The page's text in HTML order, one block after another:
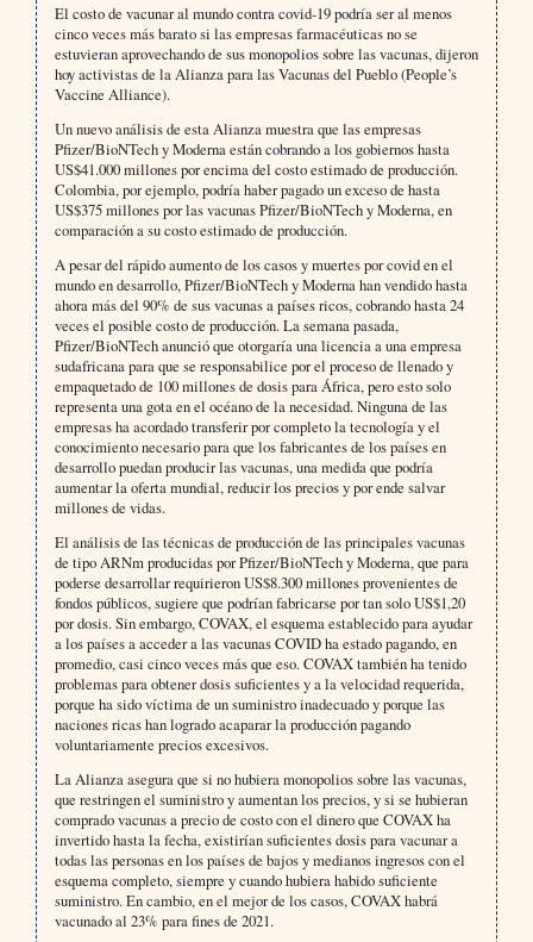
El costo de vacunar al mundo contra covid-19 podría ser al menos
cinco veces más barato si las empresas farmacéuticas no se
estuvieran aprovechando de sus monopolios sobre las vacunas, dijeron
hoy activistas de la Alianza para las Vacunas del Pueblo (People’s
Vaccine Alliance).
Un nuevo análisis de esta Alianza muestra que las empresas
Pfizer/BioNTech y Moderna están cobrando a los gobiernos hasta
US$41.000 millones por encima del costo estimado de producción.
Colombia, por ejemplo, podría haber pagado un exceso de hasta
US$375 millones por las vacunas Pfizer/BioNTech y Moderna, en
comparación a su costo estimado de producción.
A pesar del rápido aumento de los casos y muertes por covid en el
mundo en desarrollo, Pfizer/BioNTech y Moderna han vendido hasta
ahora más del 90% de sus vacunas a países ricos, cobrando hasta 24
veces el posible costo de producción. La semana pasada,
Pfizer/BioNTech anunció que otorgaría una licencia a una empresa
sudafricana para que se responsabilice por el proceso de llenado y
empaquetado de 100 millones de dosis para África, pero esto solo
representa una gota en el océano de la necesidad. Ninguna de las
empresas ha acordado transferir por completo la tecnología y el
conocimiento necesario para que los fabricantes de los países en
desarrollo puedan producir las vacunas, una medida que podría
aumentar la oferta mundial, reducir los precios y por ende salvar
millones de vidas.
El análisis de las técnicas de producción de las principales vacunas
de tipo ARNm producidas por Pfizer/BioNTech y Moderna, que para
poderse desarrollar requirieron US$8.300 millones provenientes de
fondos públicos, sugiere que podrían fabricarse por tan solo US$1,20
por dosis. Sin embargo, COVAX, el esquema establecido para ayudar
a los países a acceder a las vacunas COVID ha estado pagando, en
promedio, casi cinco veces más que eso. COVAX también ha tenido
problemas para obtener dosis suficientes y a la velocidad requerida,
porque ha sido víctima de un suministro inadecuado y porque las
naciones ricas han logrado acaparar la producción pagando
voluntariamente precios excesivos.
La Alianza asegura que si no hubiera monopolios sobre las vacunas,
que restringen el suministro y aumentan los precios, y si se hubieran
comprado vacunas a precio de costo con el dinero que COVAX ha
invertido hasta la fecha, existirían suficientes dosis para vacunar a
todas las personas en los países de bajos y medianos ingresos con el
esquema completo, siempre y cuando hubiera habido suficiente
suministro. En cambio, en el mejor de los casos, COVAX habrá
vacunado al 23% para fines de 2021.